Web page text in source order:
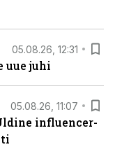
05.08.26, 12:31
uue juhi
05.08.26, 11:07
influencer-